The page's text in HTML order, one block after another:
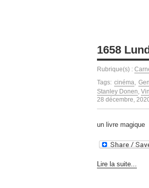
1658
Rubrique(s) :
Tags:cinéma,
Stanley Donen,
28 décembre,
un livre magique
Lire la suite...